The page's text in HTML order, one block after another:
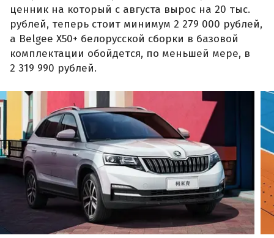
ценник на который с августа вырос на 20 тыс.
рублей, теперь стоит минимум 2 279 000 рублей,
а Belgee X50+ белорусской сборки в базовой
комплектации обойдется, по меньшей мере, в
2 319 990 рублей.